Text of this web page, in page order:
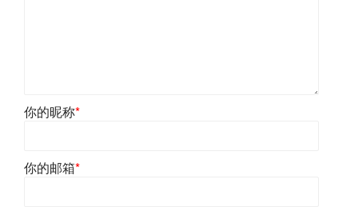
你的昵称*
你的邮箱*